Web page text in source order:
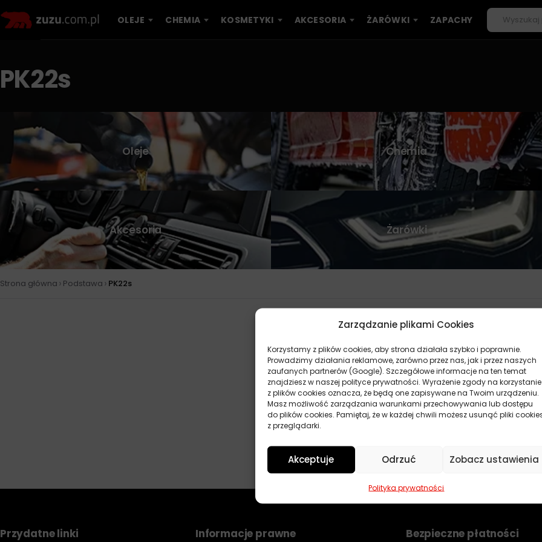
Zarządzanie plikami Cookies
Korzystamy z plików cookies, aby strona działała szybko i poprawnie.
Prowadzimy działania reklamowe, zarówno przez nas, jak i przez naszych
zaufanych partnerów (Google). Szczegółowe informacje na ten temat
znajdziesz w naszej polityce prywatności. Wyrażenie zgody na korzystanie
z plików cookies oznacza, że będą one zapisywane na Twoim urządzeniu.
Masz możliwość zarządzania warunkami przechowywania lub dostępu
do plików cookies. Pamiętaj, że w każdej chwili możesz usunąć pliki
z przeglądarki.
Akceptuje Odrzuć Zobacz ustawienia
Polityka prywatności
OLEJE CHEMIA KOSMETYKI AKCESORIA ŻARÓWKI ZAPACHY
PK22s
Oleje Chemia
Akcesoria Żarówki
Strona główna › Podstawa › PK22s
Brak produktów
Nie znaleziono produktów.
Przydatne linki Informacje prawne Bezpieczne płatności